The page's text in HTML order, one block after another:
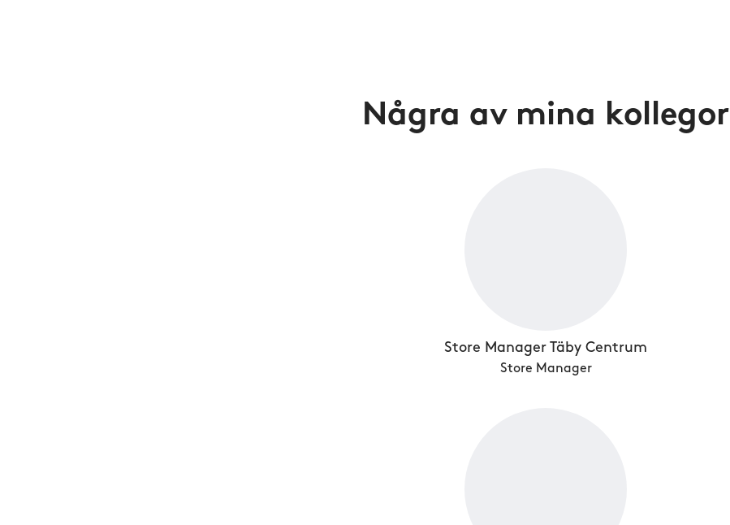
Några av mina kollegor
Store Manager Täby Centrum
Store Manager